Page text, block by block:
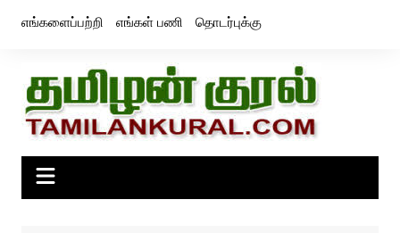
எங்களைப்பற்றி எங்கள் பணி தொடர்புக்கு